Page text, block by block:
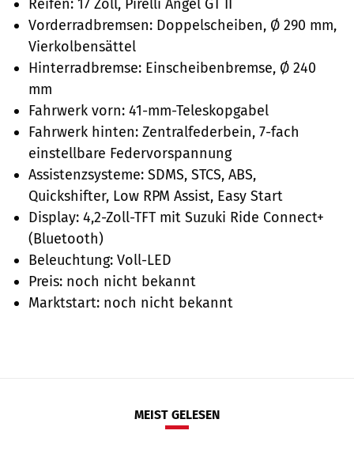
Reifen: 17 Zoll, Pirelli Angel GT II
Vorderradbremsen: Doppelscheiben, Ø 290 mm,
Vierkolbensättel
Hinterradbremse: Einscheibenbremse, Ø 240
mm
Fahrwerk vorn: 41-mm-Teleskopgabel
Fahrwerk hinten: Zentralfederbein, 7-fach
einstellbare Federvorspannung
Assistenzsysteme: SDMS, STCS, ABS,
Quickshifter, Low RPM Assist, Easy Start
Display: 4,2-Zoll-TFT mit Suzuki Ride Connect+
(Bluetooth)
Beleuchtung: Voll-LED
Preis: noch nicht bekannt
Marktstart: noch nicht bekannt
MEIST GELESEN